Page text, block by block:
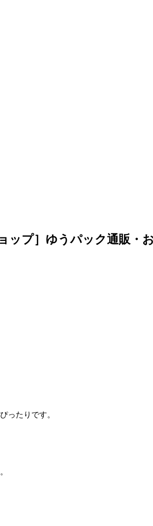
ップ］ゆうパック通販・
ったりです。